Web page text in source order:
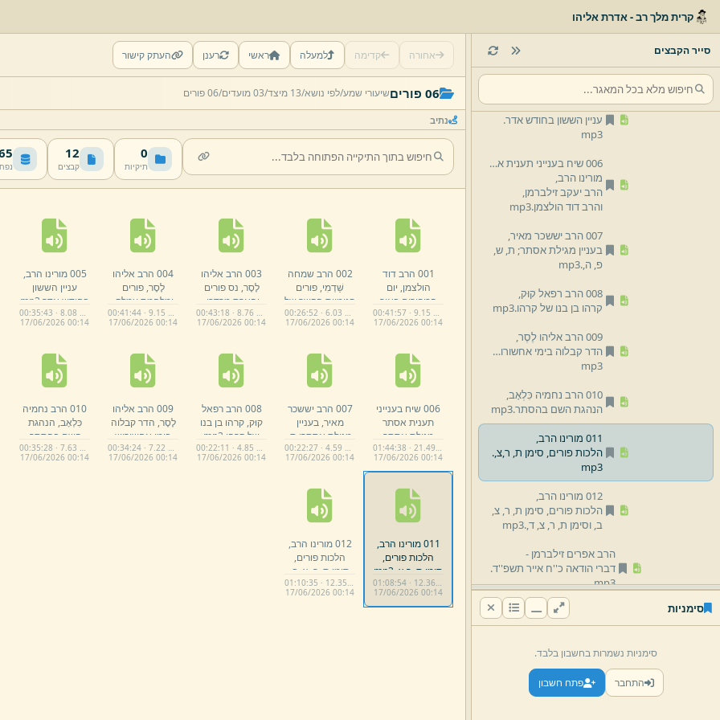
קרית מלך רב - אדרת אליהו
סייר הקבצים
נס פורים והארת מרדכי.
mp3
פורים ומלחמת עמלק.mp3
005 מורינו הרב,
עניין הששון בחודש אדר.
mp3
006 שיח בענייני תענית אסתר מגילת אסתר ומצוות היום,
מורינו הרב,
הרב יעקב זילברמן,
והרב דוד הולצמן.mp3
007 הרב יששכר מאיר,
בעניין מגילת אסתר; ת, ש,
פ, ה,.
mp3
008 הרב רפאל קוּק,
קרהו בן בנו של קרהו.mp3
009 הרב אליהו לֶסֶר,
הדר קבלוה בימי אחשורוש במגילת אסתר.
mp3
010 הרב נחמיה כִּלְאָב,
הנהגת השם בהסתר.mp3
011 מורינו הרב,
הלכות פורים, סימן ת, ר,צ,.
mp3
012 מורינו הרב,
הלכות פורים, סימן ת, ר, צ,
ב, וסימן ת, ר, צ, ד,.
mp3
הרב אפרים זילברמן -
דברי הודאה כ''ח אייר תשפ''ד.
mp3
הרב נחמיה כִּלְאָב
06 כללי התחלת החכמה -
הרב אליהו לֶסֶר
סימניות
סימניות נשמרות בחשבון בלבד.
התחבר פתח חשבון
אחורה קדימה למעלה ראשי רענן העתק קישור
06 פורים שיעורי שמע/לפי נושא/13 מיצד/ 03 מועדים/ 06 פורים
נתיב
0
תיקיות
12
קבצים נפח
001 הרב דוד
הולצמן, יום
הכיפורים באור
הפורים.mp3
00:41:57 · 9.15 MB
17/06/2026 00:14
002 הרב שמחה
שַׁדְמִי, פורים
פנימיות הקשר של
ישראל עם הקדוש
ברוך הוא.mp3
00:26:52 · 6.03 MB
17/06/2026 00:14
003 הרב אליהו
לֶסֶר, נס פורים
והארת מרדכי.
mp3
00:43:18 · 8.76 MB
17/06/2026 00:14
004 הרב אליהו
לֶסֶר, פורים
ומלחמת עמלק.
mp3
00:41:44 · 9.15 MB
17/06/2026 00:14
005 מורינו הרב,
עניין הששון
בחודש אדר. mp3
00:35:43 · 8.08 MB
17/06/2026 00:14
006 שיח בענייני
תענית אסתר
מגילת אסתר
ומצוות היום,
מורינו הרב,הרב
יעקב זילברמן,
והרב דוד הולצמן.
mp3
01:44:38 · 21.49 MB
17/06/2026 00:14
007 הרב יששכר
מאיר, בעניין
מגילת אסתר; ת,
ש,פ,ה,.
mp3
00:22:27 · 4.59 MB
17/06/2026 00:14
008 הרב רפאל
קוּק, קרהו בן בנו
של קרהו. mp3
00:22:11 · 4.85 MB
17/06/2026 00:14
009 הרב אליהו
לֶסֶר, הדר קבלוה
בימי אחשורוש
במגילת אסתר.
mp3
00:34:24 · 7.22 MB
17/06/2026 00:14
010 הרב נחמיה
כִּלְאָב, הנהגת
השם בהסתר.
mp3
00:35:28 · 7.63 MB
17/06/2026 00:14
011 מורינו הרב,
הלכות פורים,
סימן ת, ר, צ, mp3
01:08:54 · 12.36 MB
17/06/2026 00:14
012 מורינו הרב,
הלכות פורים,
סימן ת, ר, צ, ב,
וסימן ת, ר,צ,ד,.
mp3
01:10:35 · 12.35 MB
17/06/2026 00:14